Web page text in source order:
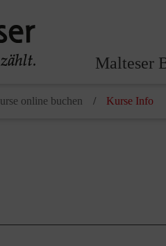
Malteser
online buchen Kurse Info